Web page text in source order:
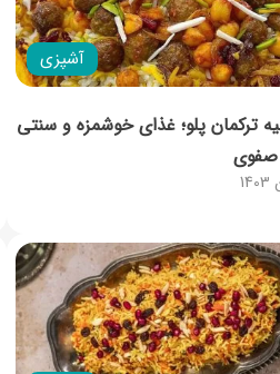
آشپزی
ترکمان پلو؛ غذای خوشمزه‌ و سنتی
صفوی